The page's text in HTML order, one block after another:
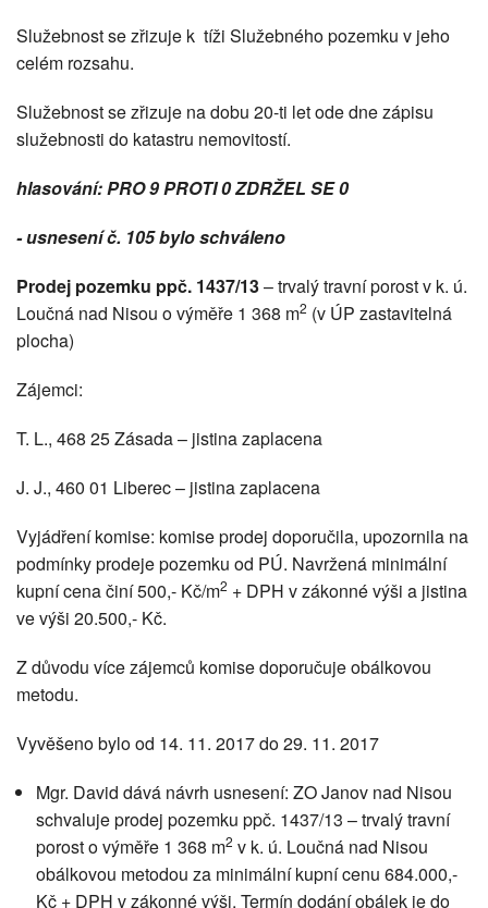
Služebnost se zřizuje k tíži Služebného pozemku v jeho
celém rozsahu.
Služebnost se zřizuje na dobu 20-ti let ode dne zápisu
služebnosti do katastru nemovitostí.
hlasování: PRO 9 PROTI 0 ZDRŽEL SE 0
- usnesení č. 105 bylo schváleno
Prodej pozemku ppč. 1437/13– trvalý travní porost v k. ú.
Loučná nad Nisou o výměře 1 368 m2 (v ÚP zastavitelná
plocha)
Zájemci:
T. L., 468 25 Zásada – jistina zaplacena
J. J., 460 01 Liberec – jistina zaplacena
Vyjádření komise: komise prodej doporučila, upozornila na
podmínky prodeje pozemku od PÚ. Navržená minimální
kupní cena činí 500,- Kč/m2 + DPH v zákonné výši a jistina
ve výši 20.500,- Kč.
Z důvodu více zájemců komise doporučuje obálkovou
metodu.
Vyvěšeno bylo od 14. 11. 2017 do 29. 11. 2017
Mgr. David dává návrh usnesení: ZO Janov nad Nisou
schvaluje prodej pozemku ppč. 1437/13 – trvalý travní
porost o výměře 1 368 m2 v k. ú. Loučná nad Nisou
obálkovou metodou za minimální kupní cenu 684.000,-
Kč + DPH v zákonné výši. Termín dodání obálek je do